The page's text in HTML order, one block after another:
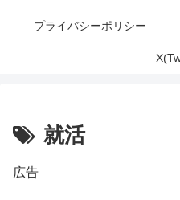
プライバシーポリシー
就活
広告